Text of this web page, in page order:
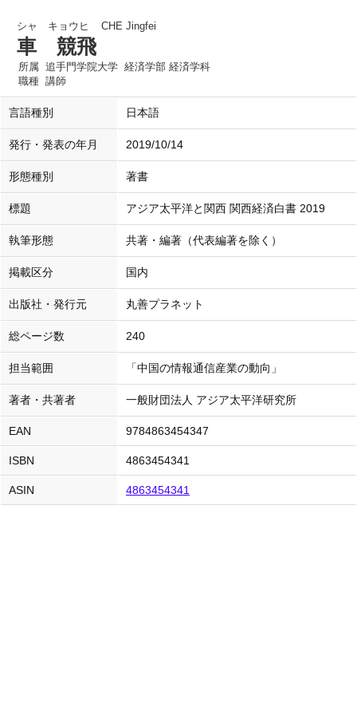
シャ キョウヒ CHE Jingfei
車 競飛
所属 追手門学院大学 経済学部 経済学科
職種 講師
言語種別 日本語
発行・発表の年月 2019/10/14
形態種別 著書
標題 アジア太平洋と関西 関西経済白書 2019
執筆形態 共著・編著（代表編著を除く）
掲載区分 国内
出版社・発行元 丸善プラネット
総ページ数 240
担当範囲 「中国の情報通信産業の動向」
著者・共著者 一般財団法人 アジア太平洋研究所
EAN 9784863454347
ISBN 4863454341
ASIN 4863454341